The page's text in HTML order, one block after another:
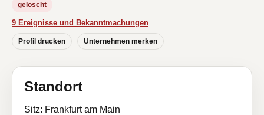
gelöscht
9 Ereignisse und Bekanntmachungen
Profil drucken Unternehmen merken
Standort
Sitz: Frankfurt am Main